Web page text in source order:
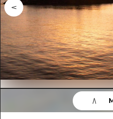
藝術
活動·廟會
美食·酒水
騎自行車
購物
運動
Dive!
廣島隨意旅
廣島市內
安芸
答對了
景點
列表
廣島市內
安芸
答對了
美北
活動
即時訊息
有用的信息
列表